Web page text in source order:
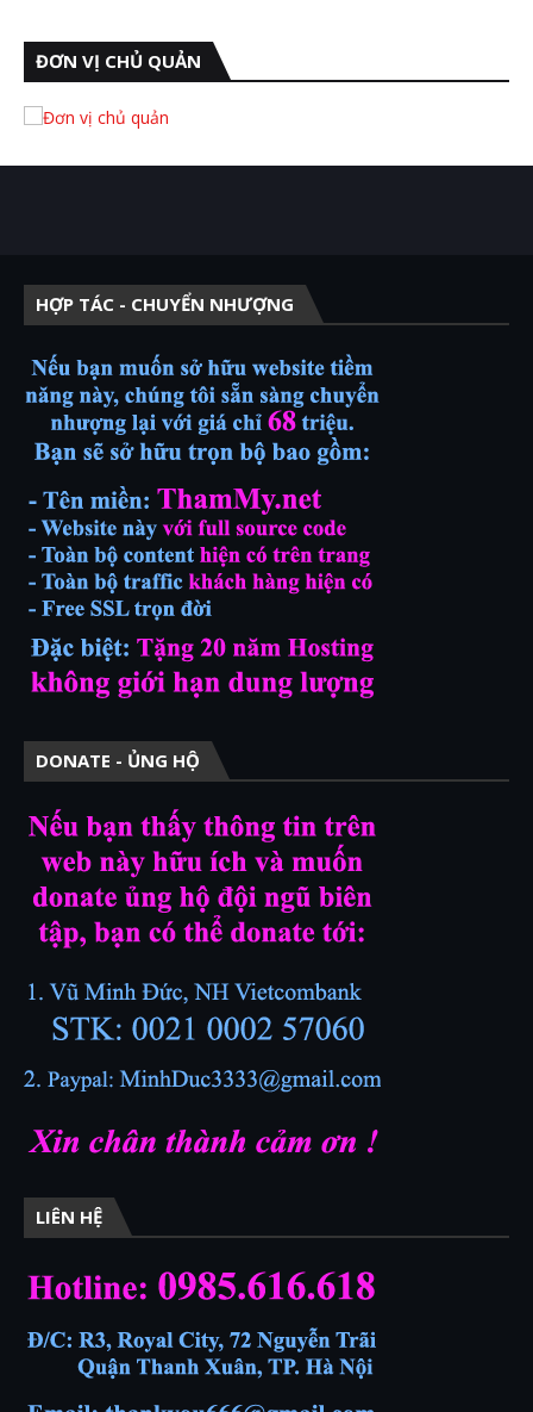
ĐƠN VỊ CHỦ QUẢN
HỢP TÁC - CHUYỂN NHƯỢNG
DONATE - ỦNG HỘ
LIÊN HỆ